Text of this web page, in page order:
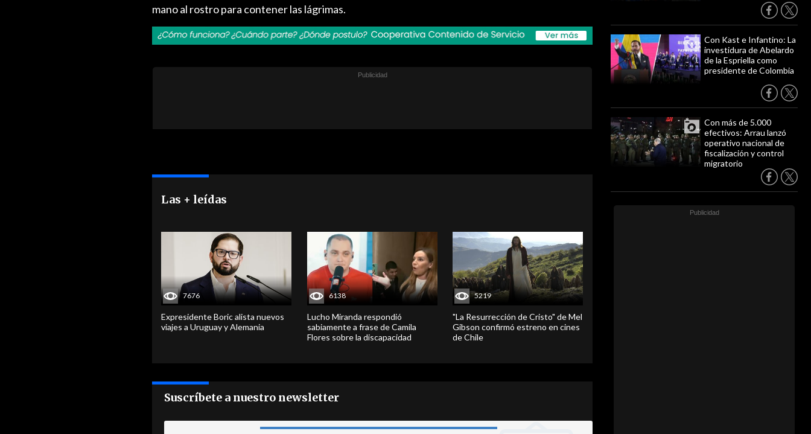
Con Kast e Infantino: La
investidura de Abelardo
de la Espriella como
presidente de Colombia
Con más de 5.000
efectivos: Arrau lanzó
operativo nacional de
fiscalización y control
migratorio
mano al rostro para contener las lágrimas.
Las + leídas
7676
Expresidente Boric alista nuevos
viajes a Uruguay y Alemania
6138
Lucho Miranda respondió
sabiamente a frase de Camila
Flores sobre la discapacidad
5219
"La Resurrección de Cristo" de Mel
Gibson confirmó estreno en cines
de Chile
Suscríbete a nuestro newsletter